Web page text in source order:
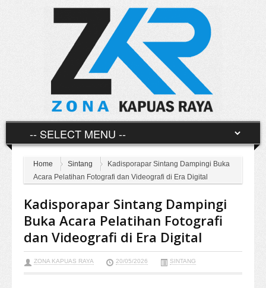
Home Sintang
Kadisporapar Sintang Dampingi Buka
Acara Pelatihan Fotografi dan Videografi di Era Digital
Kadisporapar Sintang Dampingi
Buka Acara Pelatihan Fotografi
dan Videografi di Era Digital
ZONA KAPUAS RAYA 20/05/2026 SINTANG